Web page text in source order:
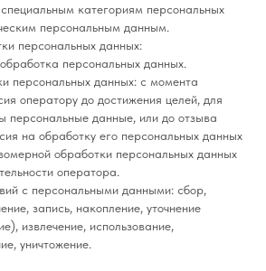
категориям персональных
персональным данным.
персональных данных:
персональных данных.
персональных данных: с момента
оператору до достижения целей, для
персональные данные, или до отзыва
на обработку его персональных данных
обработки персональных данных
оператора.
с персональными данными: сбор,
запись, накопление, уточнение
извлечение, использование,
уничтожение.